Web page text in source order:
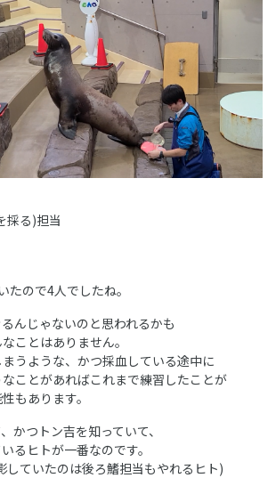
採る)担当
たので4人でしたね。
んじゃないのと思われるかも
ことはありません。
うような、かつ採血している途中に
ことがあればこれまで練習したことが
もあります。
かつトン吉を知っていて、
るヒトが一番なのです。
していたのは後ろ鰭担当もやれるヒト)